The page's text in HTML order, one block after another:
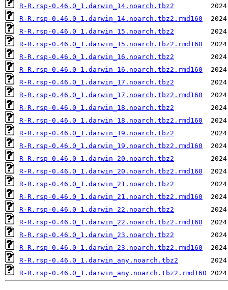
R-R.rsp-0.46.0_1.darwin_14.noarch.tbz2
R-R.rsp-0.46.0_1.darwin_14.noarch.tbz2.rmd160
R-R.rsp-0.46.0_1.darwin_15.noarch.tbz2
R-R.rsp-0.46.0_1.darwin_15.noarch.tbz2.rmd160
R-R.rsp-0.46.0_1.darwin_16.noarch.tbz2
R-R.rsp-0.46.0_1.darwin_16.noarch.tbz2.rmd160
R-R.rsp-0.46.0_1.darwin_17.noarch.tbz2
R-R.rsp-0.46.0_1.darwin_17.noarch.tbz2.rmd160
R-R.rsp-0.46.0_1.darwin_18.noarch.tbz2
R-R.rsp-0.46.0_1.darwin_18.noarch.tbz2.rmd160
R-R.rsp-0.46.0_1.darwin_19.noarch.tbz2
R-R.rsp-0.46.0_1.darwin_19.noarch.tbz2.rmd160
R-R.rsp-0.46.0_1.darwin_20.noarch.tbz2
R-R.rsp-0.46.0_1.darwin_20.noarch.tbz2.rmd160
R-R.rsp-0.46.0_1.darwin_21.noarch.tbz2
R-R.rsp-0.46.0_1.darwin_21.noarch.tbz2.rmd160
R-R.rsp-0.46.0_1.darwin_22.noarch.tbz2
R-R.rsp-0.46.0_1.darwin_22.noarch.tbz2.rmd160
R-R.rsp-0.46.0_1.darwin_23.noarch.tbz2
R-R.rsp-0.46.0_1.darwin_23.noarch.tbz2.rmd160
R-R.rsp-0.46.0_1.darwin_any.noarch.tbz2
R-R.rsp-0.46.0_1.darwin_any.noarch.tbz2.rmd160